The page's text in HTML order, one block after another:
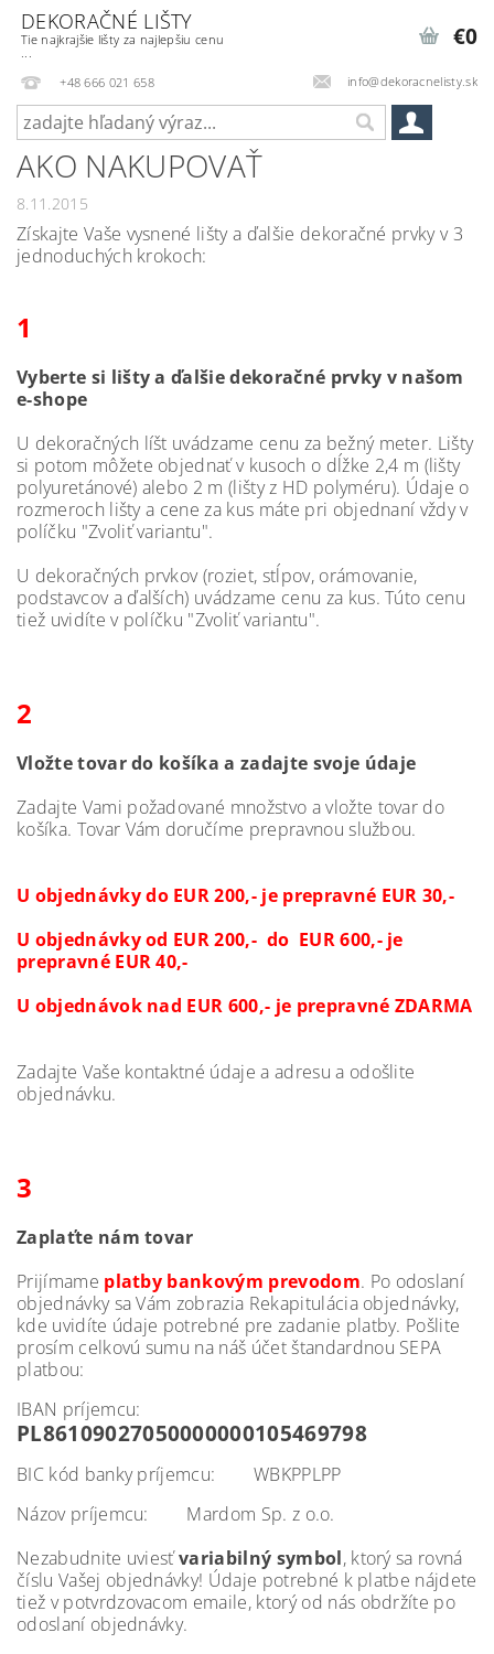
DEKORAČNÉ LIŠTY
Tie najkrajšie lišty za najlepšiu cenu
...
+48 666 021 658
info@dekoracnelisty.sk
€0
AKO NAKUPOVAŤ
8.11.2015
Získajte Vaše vysnené lištya ďalšie dekoračné prvkyv 3
jednoduchých krokoch:
1
Vyberte si lišty a ďalšiedekoračné prvky v našom
e-shope
U dekoračných líšt uvádzame cenu za bežný meter. Lišty
si potom môžete objednaťv kusoch o dĺžke 2,4 m (lišty
polyuretánové) alebo 2 m (lištyz HD polyméru). Údaje o
rozmeroch lištya cene za kus máte pri objednaní vždyv
políčku "Zvoliť variantu".
U dekoračných prvkov (roziet, stĺpov, orámovanie,
podstavcov a ďalších) uvádzame cenu za kus.Túto cenu
tiež uvidíte v políčku "Zvoliť variantu".
2
Vložte tovardo košíka a zadajte svoje údaje
Zadajte Vami požadované množstvo avložte tovar do
košíka. Tovar Vám doručíme prepravnou službou.
U objednávkydo EUR 200,- je prepravné EUR 30,-
U objednávkyod EUR 200,- do EUR 600,- je
prepravné EUR 40,-
U objednávok nad EUR 600,- je prepravné ZDARMA
Zadajte Vaše kontaktné údaje a adresu a odošlite
objednávku.
3
Zaplaťte nám tovar
Prijímame platby bankovým prevodom. Po odoslaní
objednávky sa Vám zobrazia Rekapitulácia objednávky,
kde uvidíte údaje potrebné pre zadanie platby. Pošlite
prosím celkovú sumu na náš účetštandardnou SEPA
platbou:
IBAN príjemcu:
PL86109027050000000105469798
BIC kód banky príjemcu: WBKPPLPP
Názov príjemcu: Mardom Sp. z o.o.
Nezabudnite uviesťvariabilný symbol, ktorýsa rovná
číslu Vašej objednávky! Údaje potrebné k platbe nájdete
tiež v potvrdzovacom emaile, ktorý od nás obdržíte po
odoslaní objednávky.